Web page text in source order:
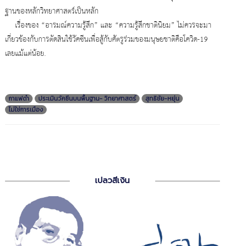
ฐานของหลักวิทยาศาสตร์เป็นหลัก
เรื่องของ “อารมณ์ความรู้สึก” และ “ความรู้สึกชาตินิยม” ไม่ควรจะมา
เกี่ยวข้องกับการตัดสินใช้วัคซีนเพื่อสู้กับศัตรูร่วมของมนุษยชาติคือโควิด-19
เลยแม้แต่น้อย.
กาแฟดำ ประเมินวัคซีนบนพื้นฐาน- วิทยาศาสตร์
สุทธิชัย-หยุ่น
ไม่ใช่การเมือง
เปลวสีเงิน